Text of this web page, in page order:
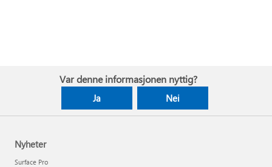
Var denne informasjonen nyttig?
Ja Nei
Nyheter
Surface Pro